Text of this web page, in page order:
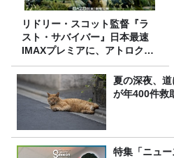
リドリー・スコット監督『ラ
スト・サバイバー』日本最速
IMAXプレミアに、アトロクリ
スナー60名をご招待！
夏の深夜、
が年400件救
特集「ニュ